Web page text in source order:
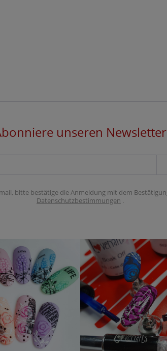
unseren Newsletter
bitte bestätige die Anmeldung mit dem
Datenschutzbestimmungen .